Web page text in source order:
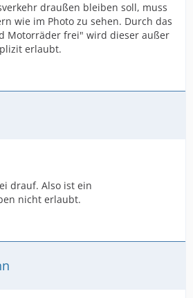
draußen bleiben soll, muss
wie im Photo zu sehen. Durch das
Motorräder frei" wird dieser außer
erlaubt.
drauf. Also ist ein
nicht erlaubt.